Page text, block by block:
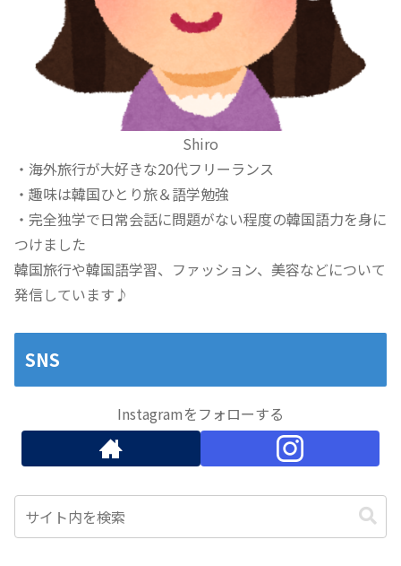
Shiro
・海外旅行が大好きな20代フリーランス
・趣味は韓国ひとり旅＆語学勉強
・完全独学で日常会話に問題がない程度の韓国語力を身に
つけました
韓国旅行や韓国語学習、ファッション、美容などについて
発信しています♪
SNS
Instagramをフォローする